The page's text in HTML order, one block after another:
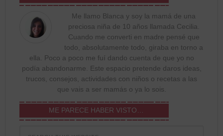
Me llamo Blanca y soy la mamá de una
preciosa niña de 10 años llamada Cecilia.
Cuando me converti en madre pensé que
todo, absolutamente todo, giraba en torno a
ella. Poco a poco me fuí dando cuenta de que yo no
podía abandonarme. Este espacio pretende daros ideas,
trucos, consejos, actividades con niños o recetas a las
que vais a ser mamás o ya lo sois.
ME PARECE HABER VISTO…